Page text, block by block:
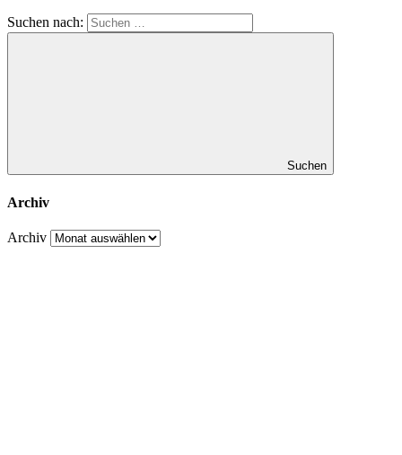
Suchen nach:
Suchen
Archiv
Archiv